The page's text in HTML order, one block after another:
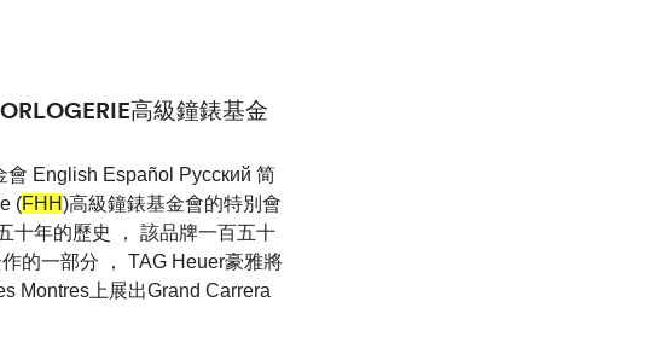
高級鐘錶基金
English Español Pусский 简
(FHH)高級鐘錶基金會的特別會
十年的歷史 ， 該品牌一百五十
的一部分 ， TAG Heuer豪雅將
Montres上展出Grand Carrera